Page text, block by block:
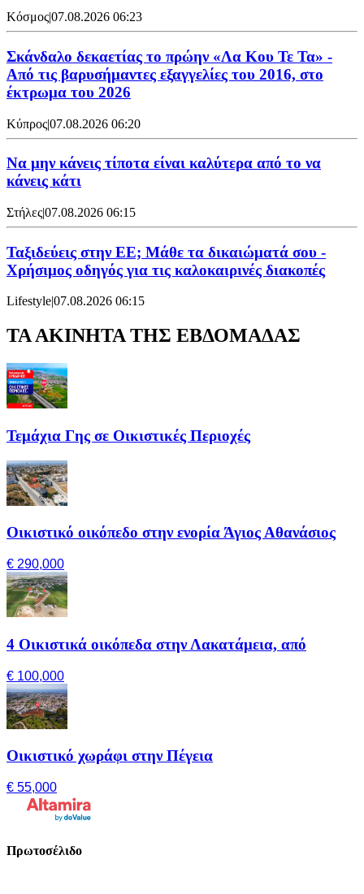
Κόσμος|07.08.2026 06:23
Σκάνδαλο δεκαετίας το πρώην «Λα Κου Τε Τα» -
Από τις βαρυσήμαντες εξαγγελίες του 2016, στο
έκτρωμα του 2026
Κύπρος|07.08.2026 06:20
Να μην κάνεις τίποτα είναι καλύτερα από το να
κάνεις κάτι
Στήλες|07.08.2026 06:15
Ταξιδεύεις στην ΕΕ; Μάθε τα δικαιώματά σου -
Χρήσιμος οδηγός για τις καλοκαιρινές διακοπές
Lifestyle|07.08.2026 06:15
ΤΑ ΑΚΙΝΗΤΑ ΤΗΣ ΕΒΔΟΜΑΔΑΣ
Τεμάχια Γης σε Οικιστικές Περιοχές
Οικιστικό οικόπεδο στην ενορία Άγιος Αθανάσιος
€ 290,000
4 Οικιστικά οικόπεδα στην Λακατάμεια, από
€ 100,000
Οικιστικό χωράφι στην Πέγεια
€ 55,000
Πρωτοσέλιδο